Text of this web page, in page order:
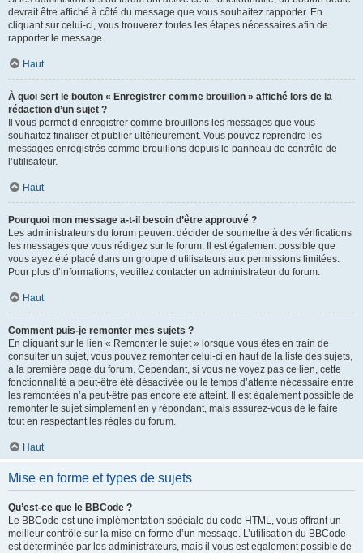
devrait être affiché à côté du message que vous souhaitez rapporter. En
cliquant sur celui-ci, vous trouverez toutes les étapes nécessaires afin de
rapporter le message.
Haut
À quoi sert le bouton « Enregistrer comme brouillon » affiché lors de la
rédaction d’un sujet ?
Il vous permet d’enregistrer comme brouillons les messages que vous
souhaitez finaliser et publier ultérieurement. Vous pouvez reprendre les
messages enregistrés comme brouillons depuis le panneau de contrôle de
l’utilisateur.
Haut
Pourquoi mon message a-t-il besoin d’être approuvé ?
Les administrateurs du forum peuvent décider de soumettre à des vérifications
les messages que vous rédigez sur le forum. Il est également possible que
vous ayez été placé dans un groupe d’utilisateurs aux permissions limitées.
Pour plus d’informations, veuillez contacter un administrateur du forum.
Haut
Comment puis-je remonter mes sujets ?
En cliquant sur le lien « Remonter le sujet » lorsque vous êtes en train de
consulter un sujet, vous pouvez remonter celui-ci en haut de la liste des sujets,
à la première page du forum. Cependant, si vous ne voyez pas ce lien, cette
fonctionnalité a peut-être été désactivée ou le temps d’attente nécessaire entre
les remontées n’a peut-être pas encore été atteint. Il est également possible de
remonter le sujet simplement en y répondant, mais assurez-vous de le faire
tout en respectant les règles du forum.
Haut
Mise en forme et types de sujets
Qu’est-ce que le BBCode ?
Le BBCode est une implémentation spéciale du code HTML, vous offrant un
meilleur contrôle sur la mise en forme d’un message. L’utilisation du BBCode
est déterminée par les administrateurs, mais il vous est également possible de